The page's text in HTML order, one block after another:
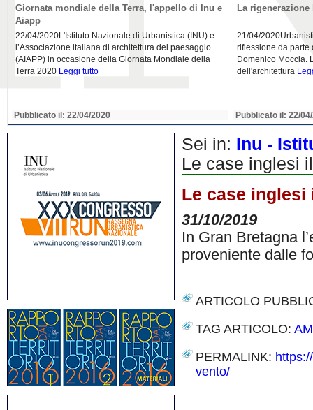
Giornata mondiale della Terra, l'appello di Inu e
Aiapp
22/04/2020L'Istituto Nazionale di Urbanistica (INU) e
l’Associazione italiana di architettura del paesaggio
(AIAPP) in occasione della Giornata Mondiale della
Terra 2020 Leggi tutto
Pubblicato il: 22/04/2020
La
21/04/
riflessione da parte
Domenico Moccia.
dell'architettura
Pubblicato il: 22/
Sei in: Inu -
Le case inglesi
Le case inglesi
31/10/2019
In Gran Bretagna
proveniente dalle
ARTICOLO
TAG ARTICOLO:
PERMALINK:
vento/